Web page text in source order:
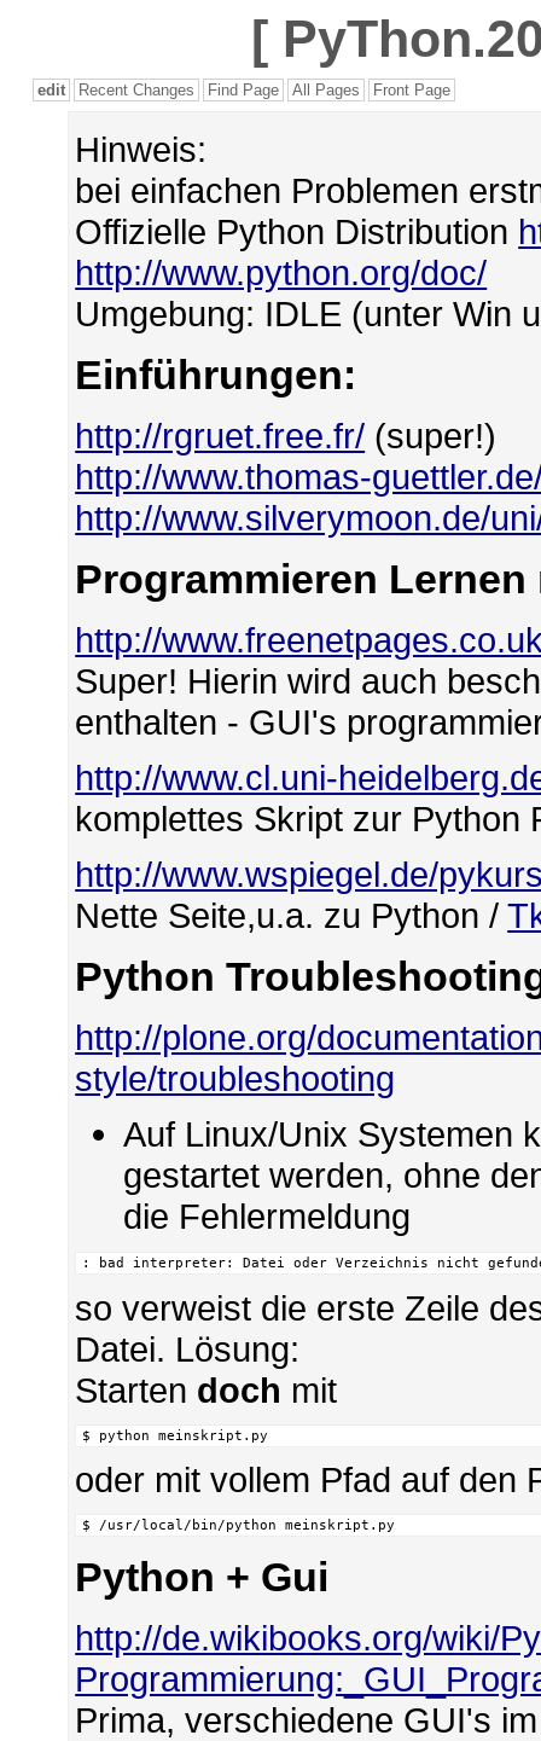
[
edit Recent Changes Find Page All Pages Front Page
Hinweis:
bei einfachen Problemen
Offizielle Python Distribution
http://www.python.org/doc/
Umgebung: IDLE (unter Win
Einführungen:
http://rgruet.free.fr/ (super!)
http://www.thomas-
http://www.silverymoon.de/
Programmieren Lernen
http://
Super! Hierin wird auch
enthalten - GUI's
http://www.cl.uni-
komplettes Skript zur Python
http://www.wspiegel.de/
Nette Seite,u.a. zu Python /
Python
http://plone.org/
style/troubleshooting
Auf Linux/Unix Systemen
gestartet werden, ohne
die Fehlermeldung
: bad interpreter: Datei oder Verzeichnis nicht
so verweist die erste Zeile
Datei. Lösung:
Starten doch mit
$ python meinskript.py
oder mit vollem Pfad auf den
$ /usr/local/bin/python meinskript.py
Python + Gui
http://de.wikibooks.org/wiki/
Prima, verschiedene GUI's